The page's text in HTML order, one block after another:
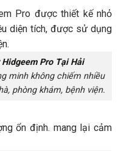
Pro Tại Hải
minh không chiếm nhiều
phòng khám, bệnh viện.